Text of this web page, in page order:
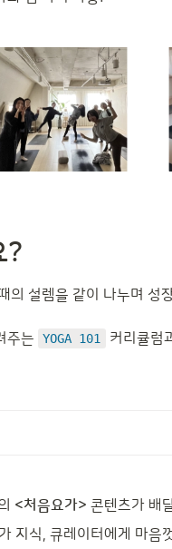
?
의 설렘을 같이 나누며 성
주는 YOGA 101
커리큘럼
<처음요가> 콘텐츠가 배
지식, 큐레이터에게 마음